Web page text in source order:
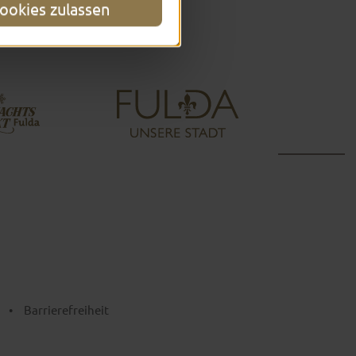
zulassen
• Barrierefreiheit